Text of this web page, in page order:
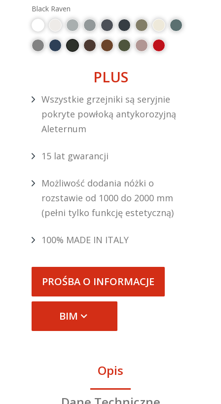
Black Raven
PLUS
Wszystkie grzejniki są seryjnie
pokryte powłoką antykorozyjną
Aleternum
15 lat gwarancji
Możliwość dodania nóżki o
rozstawie od 1000 do 2000 mm
(pełni tylko funkcję estetyczną)
100% MADE IN ITALY
PROŚBA O INFORMACJE
BIM
Opis